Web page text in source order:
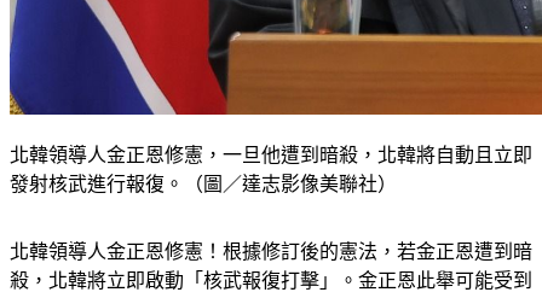
北韓領導人金正恩修憲，一旦他遭到暗殺，北韓將自動且立即
發射核武進行報復。（圖／達志影像美聯社）
北韓領導人金正恩修憲！根據修訂後的憲法，若金正恩遭到暗
殺，北韓將立即啟動「核武報復打擊」。金正恩此舉可能受到